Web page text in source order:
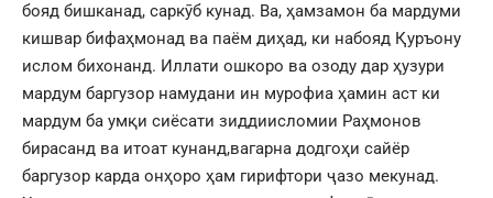
бояд бишканад, саркӯб кунад. Ва, ҳамзамон ба мардуми
кишвар бифаҳмонад ва паём диҳад, ки набояд Қуръону
ислом бихонанд. Иллати ошкоро ва озоду дар ҳузури
мардум баргузор намудани ин мурофиа ҳамин аст ки
мардум ба умқи сиёсати зиддиисломии Раҳмонов
бирасанд ва итоат кунанд,вагарна додгоҳи сайёр
баргузор карда онҳоро ҳам гирифтори ҷазо мекунад.